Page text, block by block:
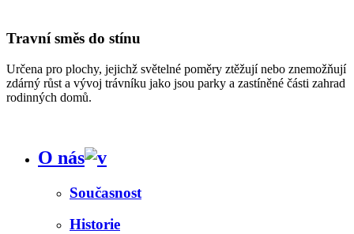
Travní směs do stínu
Určena pro plochy, jejichž světelné poměry ztěžují nebo znemožňují
zdárný růst a vývoj trávníku jako jsou parky a zastíněné části zahrad
rodinných domů.
O nás
Současnost
Historie